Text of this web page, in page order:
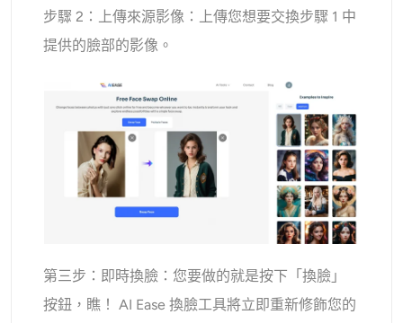
步驟 2：上傳來源影像：上傳您想要交換步驟 1 中
提供的臉部的影像。
第三步：即時換臉：您要做的就是按下「換臉」
按鈕，瞧！ AI Ease 換臉工具將立即重新修飾您的